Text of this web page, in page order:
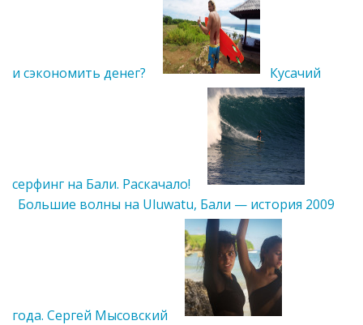
и сэкономить денег? Кусачий
серфинг на Бали. Раскачало!
Большие волны на Uluwatu, Бали — история 2009
года. Сергей Мысовский